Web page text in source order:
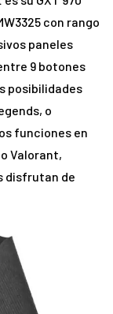
con rango
paneles
9 botones
posibilidades
o
funciones en
Valorant,
disfrutan de